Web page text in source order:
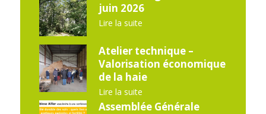
juin 2026
Lire la suite
Atelier technique –
Valorisation économique
de la haie
Lire la suite
Assemblée Générale